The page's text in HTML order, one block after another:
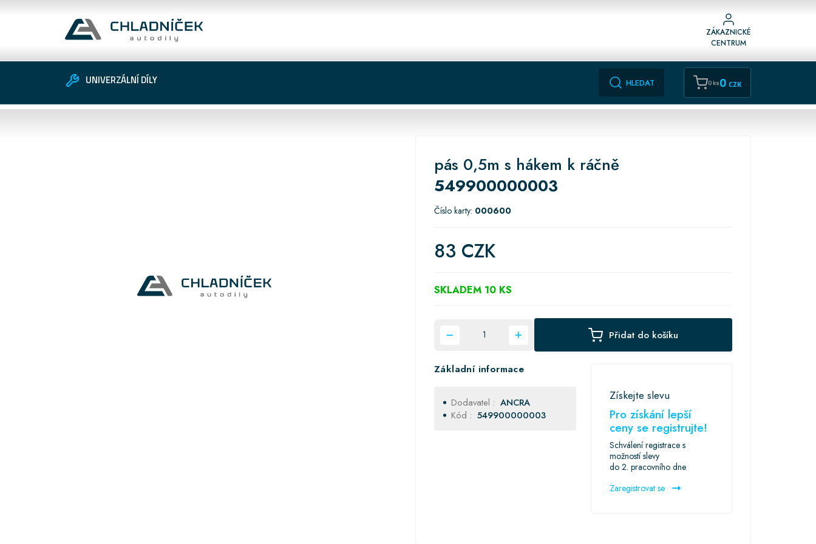
ZÁKAZNICKÉ
CENTRUM
UNIVERZÁLNÍ DÍLY HLEDAT 0 ks0 CZK
pás 0,5m s hákem k ráčně
549900000003
Číslo karty: 000600
83 CZK
SKLADEM 10 KS
Přidat do košíku
Základní informace
Dodavatel : ANCRA
Kód : 549900000003
Získejte slevu
Pro získání lepší
ceny se registrujte!
Schválení registrace s
možností slevy
do 2. pracovního dne
Zaregistrovat se